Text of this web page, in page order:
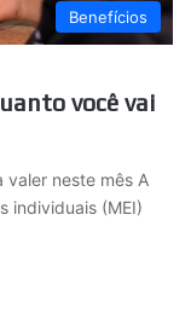
Benefícios
você vai
valer neste mês A
individuais (MEI)